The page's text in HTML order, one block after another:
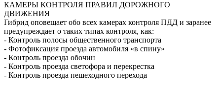
КАМЕРЫ КОНТРОЛЯ ПРАВИЛ ДОРОЖНОГО
ДВИЖЕНИЯ
Гибрид оповещает обо всех камерах контроля ПДД и заранее
предупреждает о таких типах контроля, как:
- Контроль полосы общественного транспорта
- Фотофиксация проезда автомобиля «в спину»
- Контроль проезда обочин
- Контроль проезда светофора и перекрестка
- Контроль проезда пешеходного перехода